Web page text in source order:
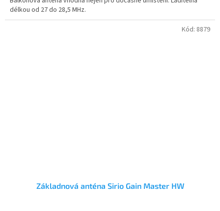
5
hvězdiček.
délkou od 27 do 28,5 MHz.
Základnová anténa Sirio Gain Master HW
Kód: 8879